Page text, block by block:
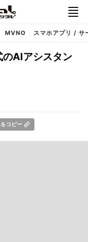
MVNO スマホアプリ / サ
AIアシスタン
コピー